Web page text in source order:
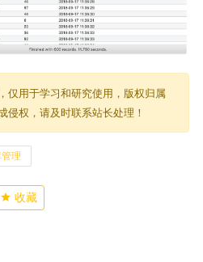
仅用于学习和研究使用，版权归属
侵权，请及时联系站长处理！
理
收藏